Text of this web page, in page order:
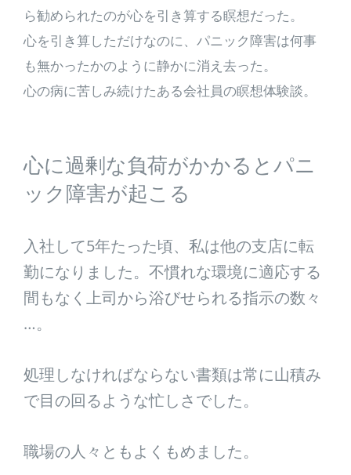
ら勧められたのが心を引き算する瞑想だった。
心を引き算しただけなのに、パニック障害は何事
も無かったかのように静かに消え去った。
心の病に苦しみ続けたある会社員の瞑想体験談。
心に過剰な負荷がかかるとパニ
ック障害が起こる
入社して5年たった頃、私は他の支店に転
勤になりました。不慣れな環境に適応する
間もなく上司から浴びせられる指示の数々
…。
処理しなければならない書類は常に山積み
で目の回るような忙しさでした。
職場の人々ともよくもめました。